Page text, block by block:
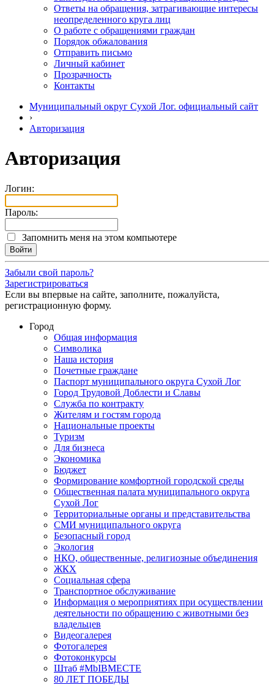
Ответы на обращения, затрагивающие интересы
неопределенного круга лиц
О работе с обращениями граждан
Порядок обжалования
Отправить письмо
Личный кабинет
Прозрачность
Контакты
Муниципальный округ Сухой Лог. официальный сайт
›
Авторизация
Авторизация
Логин:
Пароль:
Запомнить меня на этом компьютере
Забыли свой пароль?
Зарегистрироваться
Если вы впервые на сайте, заполните, пожалуйста,
регистрационную форму.
Город
Общая информация
Символика
Наша история
Почетные граждане
Паспорт муниципального округа Сухой Лог
Город Трудовой Доблести и Славы
Служба по контракту
Жителям и гостям города
Национальные проекты
Туризм
Для бизнеса
Экономика
Бюджет
Формирование комфортной городской среды
Общественная палата муниципального округа
Сухой Лог
Территориальные органы и представительства
СМИ муниципального округа
Безопасный город
Экология
НКО, общественные, религиозные объединения
ЖКХ
Социальная сфера
Транспортное обслуживание
Информация о мероприятиях при осуществлении
деятельности по обращению с животными без
владельцев
Видеогалерея
Фотогалерея
Фотоконкурсы
Штаб #MbIBMECTE
80 ЛЕТ ПОБЕДЫ